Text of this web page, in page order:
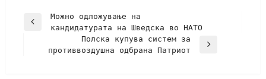
Можно одложување на
кандидатурата на Шведска во НАТО
Полска купува систем за
противвоздушна одбрана Патриот